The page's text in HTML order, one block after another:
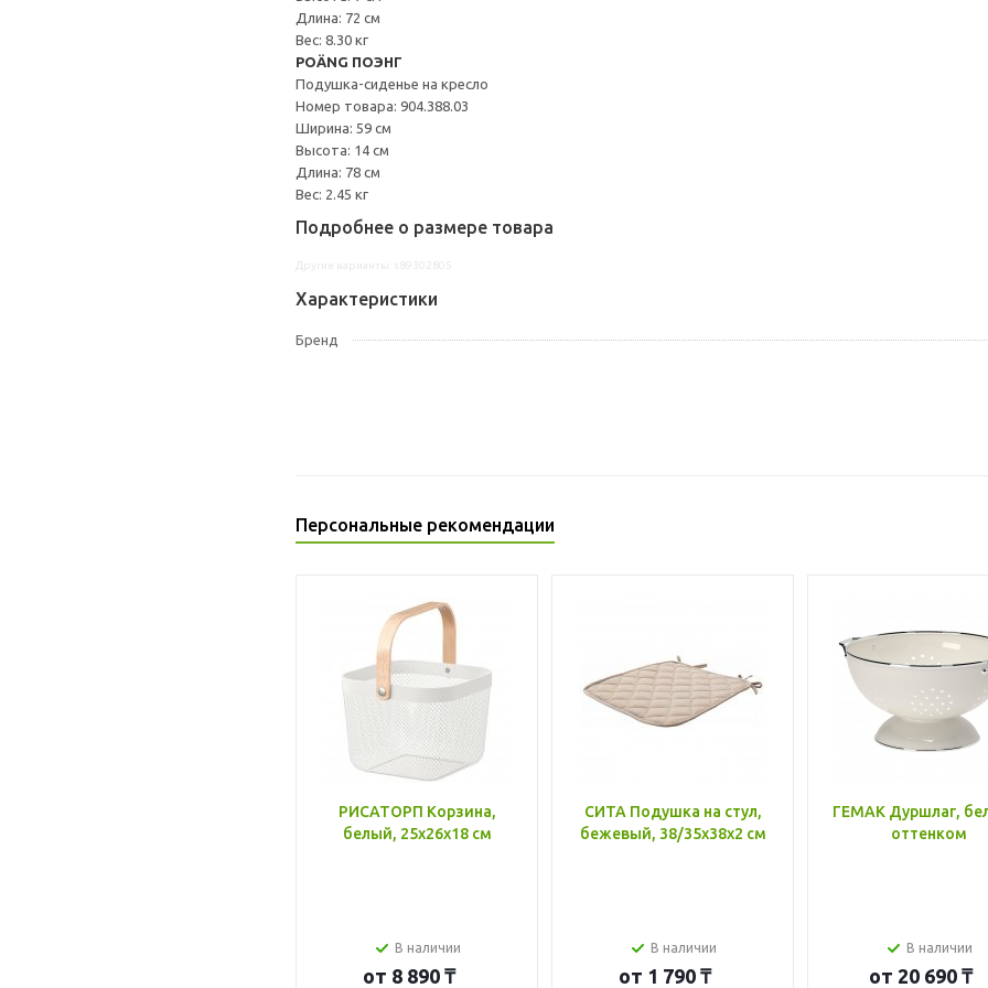
Длина: 72 см
Вес: 8.30 кг
POÄNG ПОЭНГ
Подушка-сиденье на кресло
Номер товара: 904.388.03
Ширина: 59 см
Высота: 14 см
Длина: 78 см
Вес: 2.45 кг
Подробнее о размере товара
Характеристики
Бренд
Персональные рекомендации
РИСАТОРП Корзина,
белый, 25x26x18 см
В наличии
от 8 890 ₸
СИТА Подушка на стул,
бежевый, 38/35x38x2 см
В наличии
от 1 790 ₸
ГЕМАК Дуршлаг,
оттенком
В наличии
от 20 690 ₸